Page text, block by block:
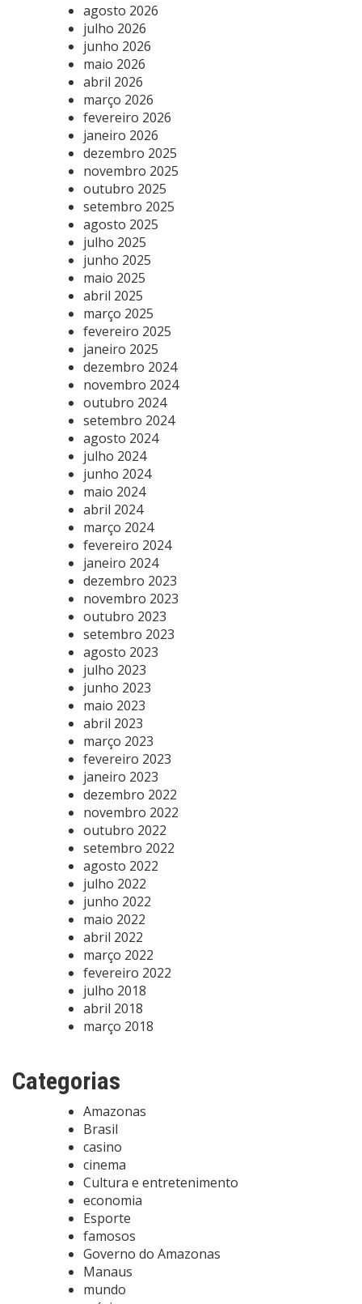
agosto 2026
julho 2026
junho 2026
maio 2026
abril 2026
março 2026
fevereiro 2026
janeiro 2026
dezembro 2025
novembro 2025
outubro 2025
setembro 2025
agosto 2025
julho 2025
junho 2025
maio 2025
abril 2025
março 2025
fevereiro 2025
janeiro 2025
dezembro 2024
novembro 2024
outubro 2024
setembro 2024
agosto 2024
julho 2024
junho 2024
maio 2024
abril 2024
março 2024
fevereiro 2024
janeiro 2024
dezembro 2023
novembro 2023
outubro 2023
setembro 2023
agosto 2023
julho 2023
junho 2023
maio 2023
abril 2023
março 2023
fevereiro 2023
janeiro 2023
dezembro 2022
novembro 2022
outubro 2022
setembro 2022
agosto 2022
julho 2022
junho 2022
maio 2022
abril 2022
março 2022
fevereiro 2022
julho 2018
abril 2018
março 2018
Categorias
Amazonas
Brasil
casino
cinema
Cultura e entretenimento
economia
Esporte
famosos
Governo do Amazonas
Manaus
mundo